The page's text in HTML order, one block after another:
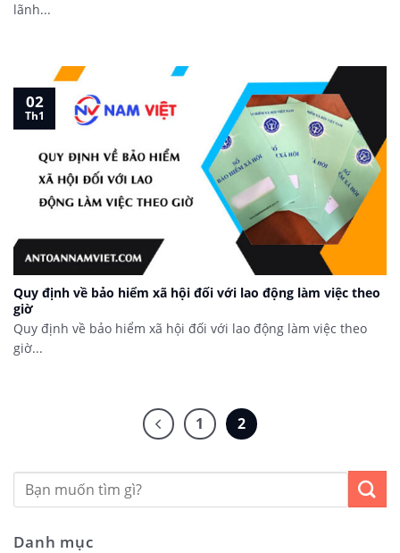
lãnh...
Quy định về bảo hiểm xã hội đối với lao động làm việc theo
giờ
Quy định về bảo hiểm xã hội đối với lao động làm việc theo
giờ...
02
Th1
1 2
Danh mục